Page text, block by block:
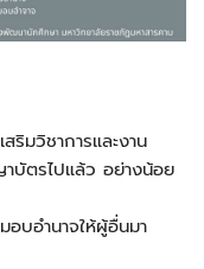
มวิชาการและงาน
บัตรไปแล้ว อย่างน้อย
บอำนาจให้ผู้อื่นมา